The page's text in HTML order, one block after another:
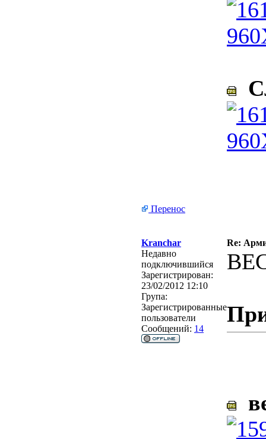
Перенос
Kranchar
Re:
Недавно
подключившийся
Зарегистрирован:
23/02/2012 12:10
Група:
Зарегистрированные
пользователи
Сообщений: 14